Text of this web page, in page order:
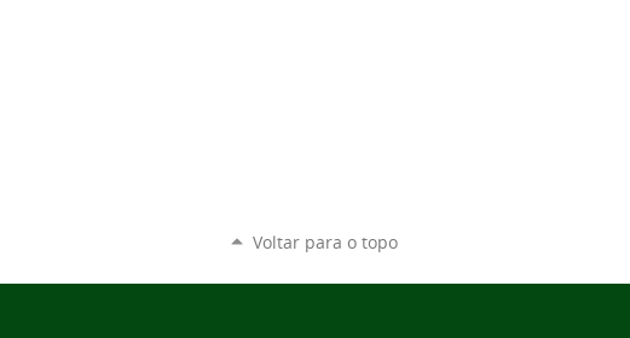
Voltar para o topo